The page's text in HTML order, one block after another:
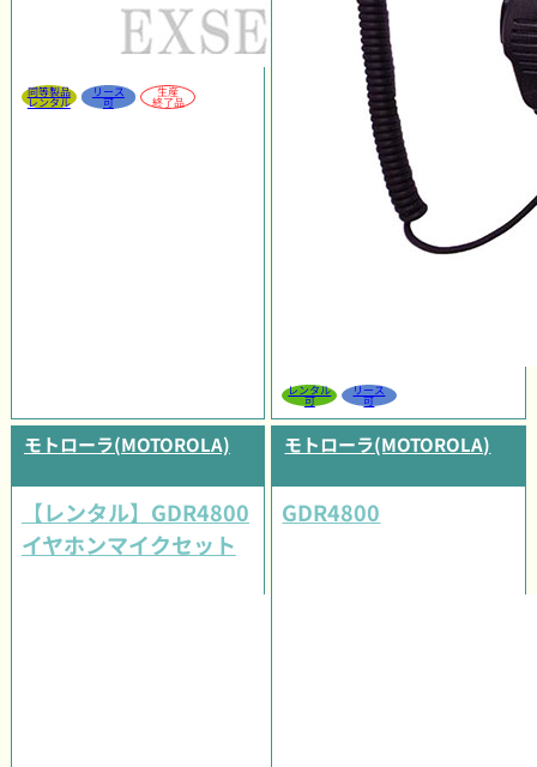
同等製品
レンタル
リース
可
生産
終了品
レンタル
可
リース
可
モトローラ(MOTOROLA)
【レンタル】GDR4800
イヤホンマイクセット
モトローラ(MOTOROLA)
GDR4800